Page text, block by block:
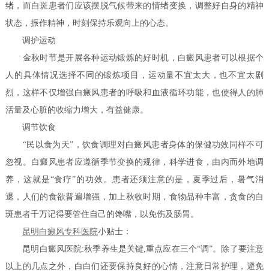
绪，而白斑患者们应该摆脱气候带来的情绪变换，调整好自身的精神
状态，振作精神，时刻保持乐观向上的心态。
调护运动
金秋时节是开展各种运动锻炼的好时机，白癜风患者可以根据个
人的具体情况选择不同的锻炼项目，运动量不宜太大，也不宜太剧
烈，这样不仅增强白癜风患者的呼吸和血液循环功能，也使得人的肺
活量及心脏的收缩力增大，有益健康。
调节饮食
“民以食为天”，饮食调理对白癜风患者身体的保健功效同样不可
忽视。白癜风患者应遵循季节变换的规律，科学进食，由内而外地调
养，这就是“食疗”的功效。患者还须注意的是，夏季过后，暑气消
退，人们的食欲普遍增强，加上秋收时期，食物品种丰富，贪食的白
斑患者千万记得要管住自己的馋嘴，以免伤及肠胃。
昆明白癜风专科医院小贴士：
昆明白癜风医院:秋季养生是关键,重点应在三个“调”。除了要注意
以上的几点之外，白白们还要保持良好的心情，注意日常护理，避免